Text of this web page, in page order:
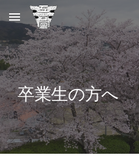
Skip to main content
卒業生の方へ